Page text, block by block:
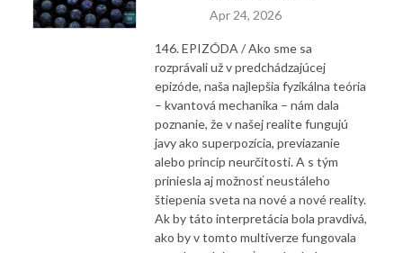
Apr 24, 2026
146. EPIZÓDA / Ako sme sa
rozprávali už v predchádzajúcej
epizóde, naša najlepšia fyzikálna teória
– kvantová mechanika – nám dala
poznanie, že v našej realite fungujú
javy ako superpozícia, previazanie
alebo princíp neurčitosti. A s tým
priniesla aj možnosť neustáleho
štiepenia sveta na nové a nové reality.
Ak by táto interpretácia bola pravdivá,
ako by v tomto multiverze fungovala